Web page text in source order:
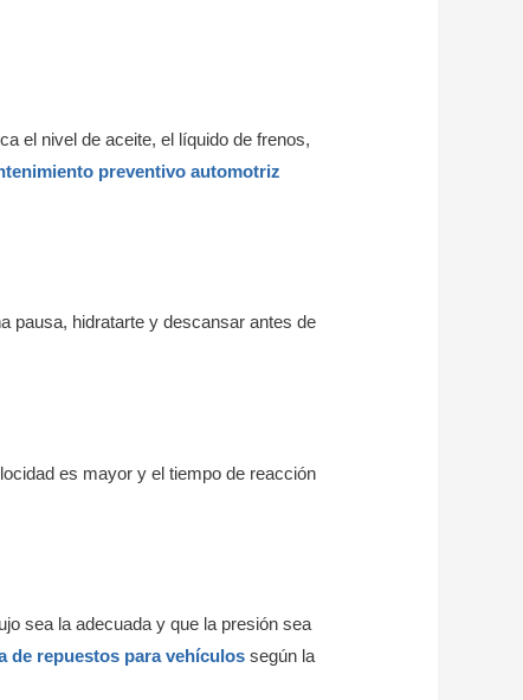
el nivel de aceite, el líquido de frenos,
preventivo automotriz
pausa, hidratarte y descansar antes de
es mayor y el tiempo de reacción
sea la adecuada y que la presión sea
de repuestos para vehículos según la